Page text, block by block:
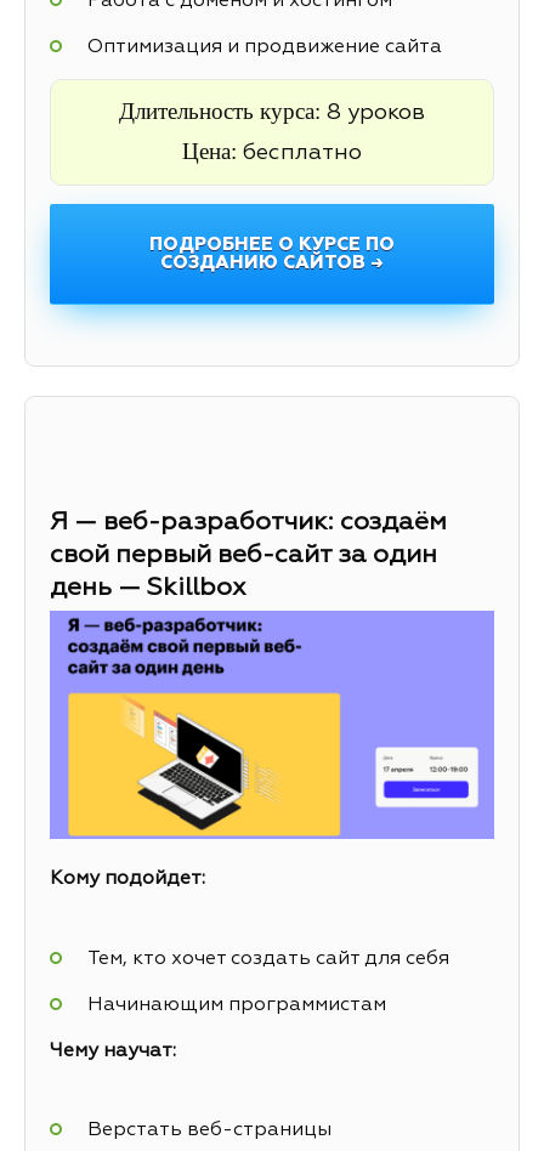
Оптимизация и продвижение сайта
Длительность курса: 8 уроков
Цена: бесплатно
ПОДРОБНЕЕ О КУРСЕ ПО
СОЗДАНИЮ САЙТОВ →
Я — веб-разработчик: создаём
свой первый веб-сайт за один
день — Skillbox
Кому подойдет:
Тем, кто хочет создать сайт для себя
Начинающим программистам
Чему научат:
Верстать веб-страницы